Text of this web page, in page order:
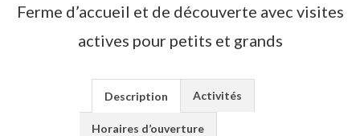
Ferme d’accueil et de découverte avec visites
actives pour petits et grands
Description Activités
Horaires d’ouverture